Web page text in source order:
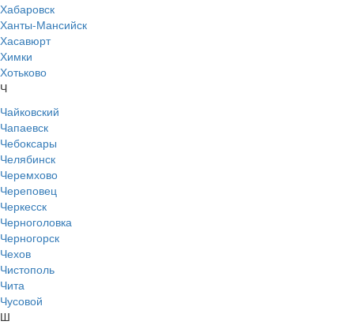
Хабаровск
Ханты-Мансийск
Хасавюрт
Химки
Хотьково
Ч
Чайковский
Чапаевск
Чебоксары
Челябинск
Черемхово
Череповец
Черкесск
Черноголовка
Черногорск
Чехов
Чистополь
Чита
Чусовой
Ш